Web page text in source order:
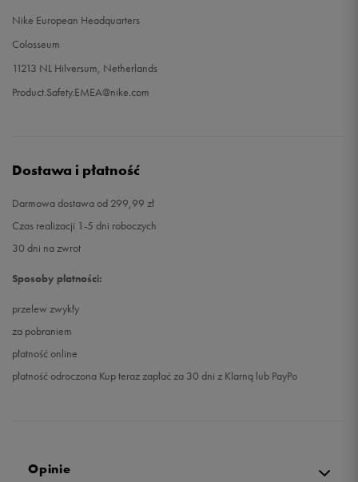
Nike European Headquarters
Colosseum
11213 NL Hilversum, Netherlands
Product.Safety.EMEA@nike.com
Dostawa i płatność
Darmowa dostawa od 299,99 zł
Czas realizacji 1-5 dni roboczych
30 dni na zwrot
Sposoby płatności:
przelew zwykły
za pobraniem
płatność online
płatność odroczona Kup teraz zapłać za 30 dni z Klarną lub PayPo
Opinie